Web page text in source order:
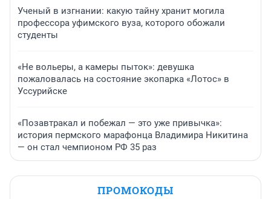
Ученый в изгнании: какую тайну хранит могила
профессора уфимского вуза, которого обожали
студенты
«Не вольеры, а камеры пыток»: девушка
пожаловалась на состояние экопарка «Лотос» в
Уссурийске
«Позавтракал и побежал — это уже привычка»:
история пермского марафонца Владимира Никитина
— он стал чемпионом РФ 35 раз
ПРОМОКОДЫ